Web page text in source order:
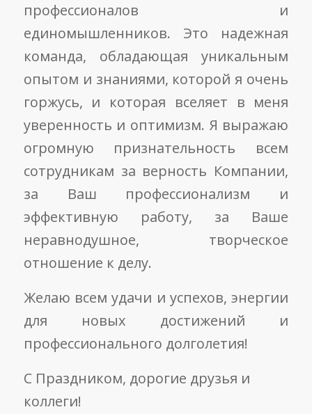
профессионалов и
единомышленников. Это надежная
команда, обладающая уникальным
опытом и знаниями, которой я очень
горжусь, и которая вселяет в меня
уверенность и оптимизм. Я выражаю
огромную признательность всем
сотрудникам за верность Компании,
за Ваш профессионализм и
эффективную работу, за Ваше
неравнодушное, творческое
отношение к делу.
Желаю всем удачи и успехов, энергии
для новых достижений и
профессионального долголетия!
С Праздником, дорогие друзья и
коллеги!